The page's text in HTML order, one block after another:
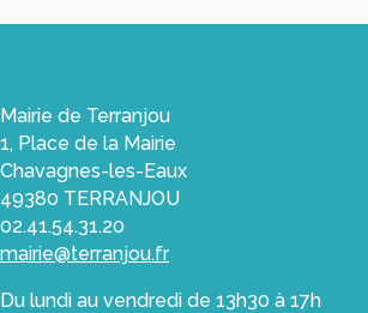
Mairie de Terranjou
1, Place de la Mairie
Chavagnes-les-Eaux
49380 TERRANJOU
02.41.54.31.20
mairie@terranjou.fr
Du lundi au vendredi de 13h30 à 17h